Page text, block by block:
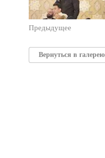
Предыдущее
Вернуться в галерею